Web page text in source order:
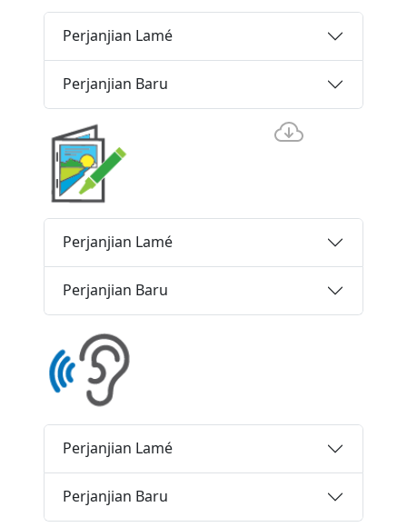
Perjanjian Lamé
Perjanjian Baru
Perjanjian Lamé
Perjanjian Baru
Perjanjian Lamé
Perjanjian Baru